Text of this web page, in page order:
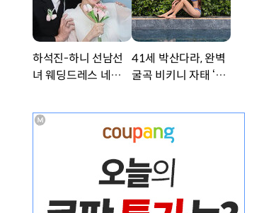
하석진-하니 선남선
녀 웨딩드레스 네컷사
★]
41세 박산다라, 완벽
굴곡 비키니 자태 ‘부